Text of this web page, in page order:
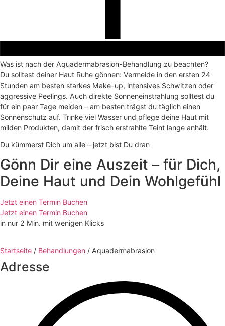
Was ist nach der Aquadermabrasion-Behandlung zu beachten?
Du solltest deiner Haut Ruhe gönnen: Vermeide in den ersten 24
Stunden am besten starkes Make-up, intensives Schwitzen oder
aggressive Peelings. Auch direkte Sonneneinstrahlung solltest du
für ein paar Tage meiden – am besten trägst du täglich einen
Sonnenschutz auf. Trinke viel Wasser und pflege deine Haut mit
milden Produkten, damit der frisch erstrahlte Teint lange anhält.
Du kümmerst Dich um alle – jetzt bist Du dran
Gönn Dir eine Auszeit – für Dich,
Deine Haut und Dein Wohlgefühl
Jetzt einen Termin Buchen
Jetzt einen Termin Buchen
in nur 2 Min. mit wenigen Klicks
Startseite / Behandlungen / Aquadermabrasion
Adresse